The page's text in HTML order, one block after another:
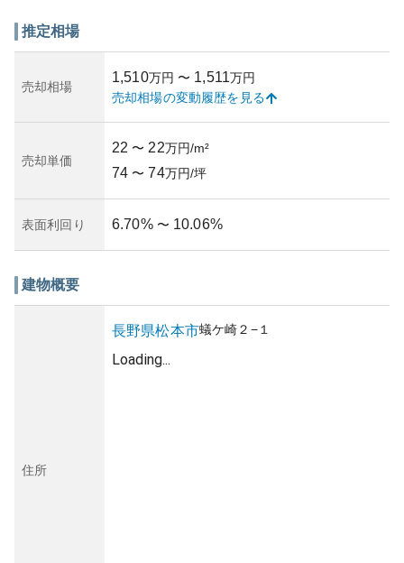
推定相場
売却相場
1,510万円 〜 1,511万円
売却相場の変動履歴を見る
売却単価
22 〜 22万円/m²
74 〜 74万円/坪
表面利回り 6.70% 〜 10.06%
建物概要
住所
長野県松本市蟻ケ崎２−１
Loading...